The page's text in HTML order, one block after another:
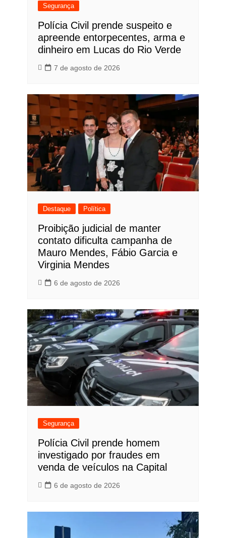
Segurança
Polícia Civil prende suspeito e
apreende entorpecentes, arma e
dinheiro em Lucas do Rio Verde
7 de agosto de 2026
Destaque Política
Proibição judicial de manter
contato dificulta campanha de
Mauro Mendes, Fábio Garcia e
Virginia Mendes
6 de agosto de 2026
Segurança
Polícia Civil prende homem
investigado por fraudes em
venda de veículos na Capital
6 de agosto de 2026